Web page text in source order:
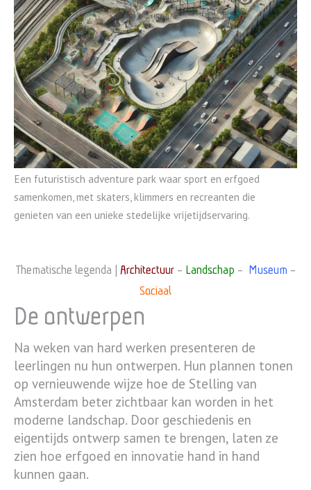
Een futuristisch adventure park waar sport en erfgoed
samenkomen, met skaters, klimmers en recreanten die
genieten van een unieke stedelijke vrijetijdservaring.
Thematische legenda | Architectuur– Landschap – Museum –
Sociaal
De ontwerpen
Na weken van hard werken presenteren de
leerlingen nu hun ontwerpen. Hun plannen tonen
op vernieuwende wijze hoe de Stelling van
Amsterdam beter zichtbaar kan worden in het
moderne landschap. Door geschiedenis en
eigentijds ontwerp samen te brengen, laten ze
zien hoe erfgoed en innovatie hand in hand
kunnen gaan.